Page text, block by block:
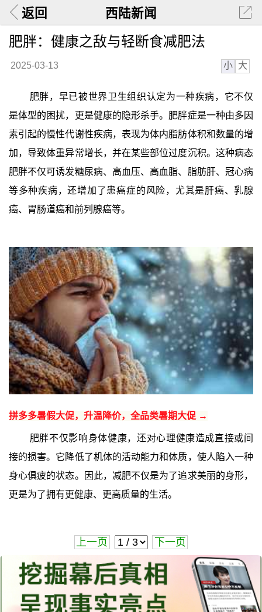
返回 西陆新闻
肥胖：健康之敌与轻断食减肥法
2025-03-13 小 大
肥胖，早已被世界卫生组织认定为一种疾病，它不仅
是体型的困扰，更是健康的隐形杀手。肥胖症是一种由多因
素引起的慢性代谢性疾病，表现为体内脂肪体积和数量的增
加，导致体重异常增长，并在某些部位过度沉积。这种病态
肥胖不仅可诱发糖尿病、高血压、高血脂、脂肪肝、冠心病
等多种疾病，还增加了患癌症的风险，尤其是肝癌、乳腺
癌、胃肠道癌和前列腺癌等。
拼多多暑假大促，升温降价，全品类暑期大促 →
肥胖不仅影响身体健康，还对心理健康造成直接或间
接的损害。它降低了机体的活动能力和体质，使人陷入一种
身心俱疲的状态。因此，减肥不仅是为了追求美丽的身形，
更是为了拥有更健康、更高质量的生活。
上一页 下一页